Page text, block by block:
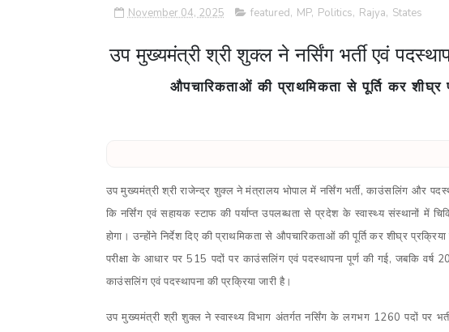
November 04, 2025 featured, MP, Politics, Rajya, States
उप मुख्यमंत्री श्री शुक्ल ने नर्सिंग भर्ती एवं
औपचारिकताओं की प्राथमिकता से पूर्ति कर शीघ्र
उप मुख्यमंत्री श्री राजेन्द्र शुक्ल ने मंत्रालय भोपाल में नर्सिंग भर्ती, काउंसलिंग और
कि नर्सिंग एवं सहायक स्टाफ की पर्याप्त उपलब्धता से प्रदेश के स्वास्थ्य संस्थानों में
होगा। उन्होंने निर्देश दिए की प्राथमिकता से औपचारिकताओं की पूर्ति कर शीघ्र
परीक्षा के आधार पर 515 पदों पर काउंसलिंग एवं पदस्थापना पूर्ण की गई, जबकि
काउंसलिंग एवं पदस्थापना की प्रक्रिया जारी है।
उप मुख्यमंत्री श्री शुक्ल ने स्वास्थ्य विभाग अंतर्गत नर्सिंग के लगभग 1260 पदों पर